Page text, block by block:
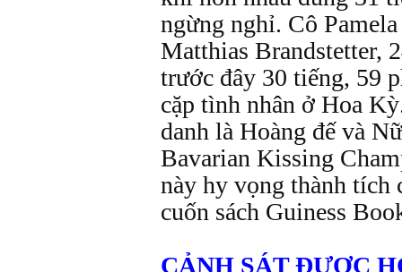
ngừng nghỉ. Cô
Matthias Brandstetter,
trước đây 30 tiếng, 59
cặp tình nhân ở Hoa
danh là Hoàng đế và
Bavarian Kissing
này hy vọng thành tích
cuốn sách Guiness
CẢNH SÁT ĐƯỢC